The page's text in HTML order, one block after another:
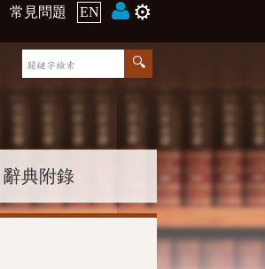
常見問題 EN ⚙️
辭典附錄